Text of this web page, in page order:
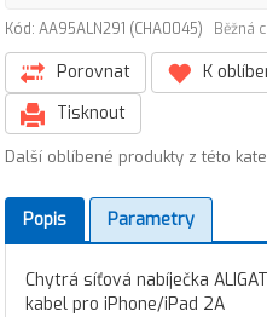
Kód: AA95ALN291 (CHA0045) Běžná
Porovnat K
Tisknout
Další oblíbené produkty z této
Popis Parametry
Chytrá síťová nabíječka
kabel pro iPhone/iPad 2A